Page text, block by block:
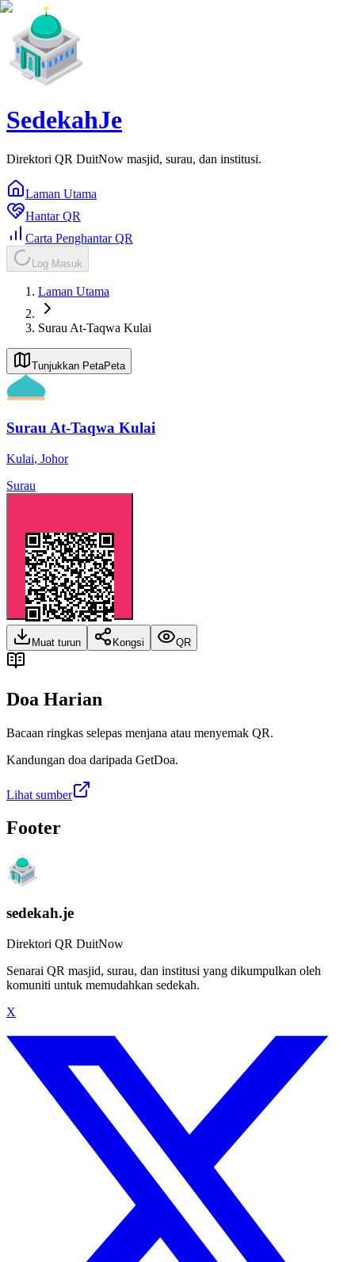
SedekahJe
Direktori QR DuitNow masjid, surau, dan institusi.
Laman Utama
Hantar QR
Carta Penghantar QR
Log Masuk
Laman Utama
Surau At-Taqwa Kulai
Tunjukkan PetaPeta
Surau At-Taqwa Kulai
Kulai, Johor
Surau
Muat turun Kongsi QR
Doa Harian
Bacaan ringkas selepas menjana atau menyemak QR.
Kandungan doa daripada GetDoa.
Lihat sumber
Footer
sedekah.je
Direktori QR DuitNow
Senarai QR masjid, surau, dan institusi yang dikumpulkan oleh
komuniti untuk memudahkan sedekah.
X